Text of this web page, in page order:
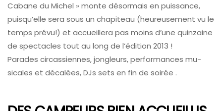
Cabane du Michel » monte désormais en puissance,
puisqu’elle sera sous un chapiteau (heureusement vu le
temps prévu!) et accueillera pas moins d’une quinzaine
de spectacles tout au long de l’édition 2013 !
Parades circassiennes, jongleurs, performances mu-
sicales et décalées, DJs sets en fin de soirée .